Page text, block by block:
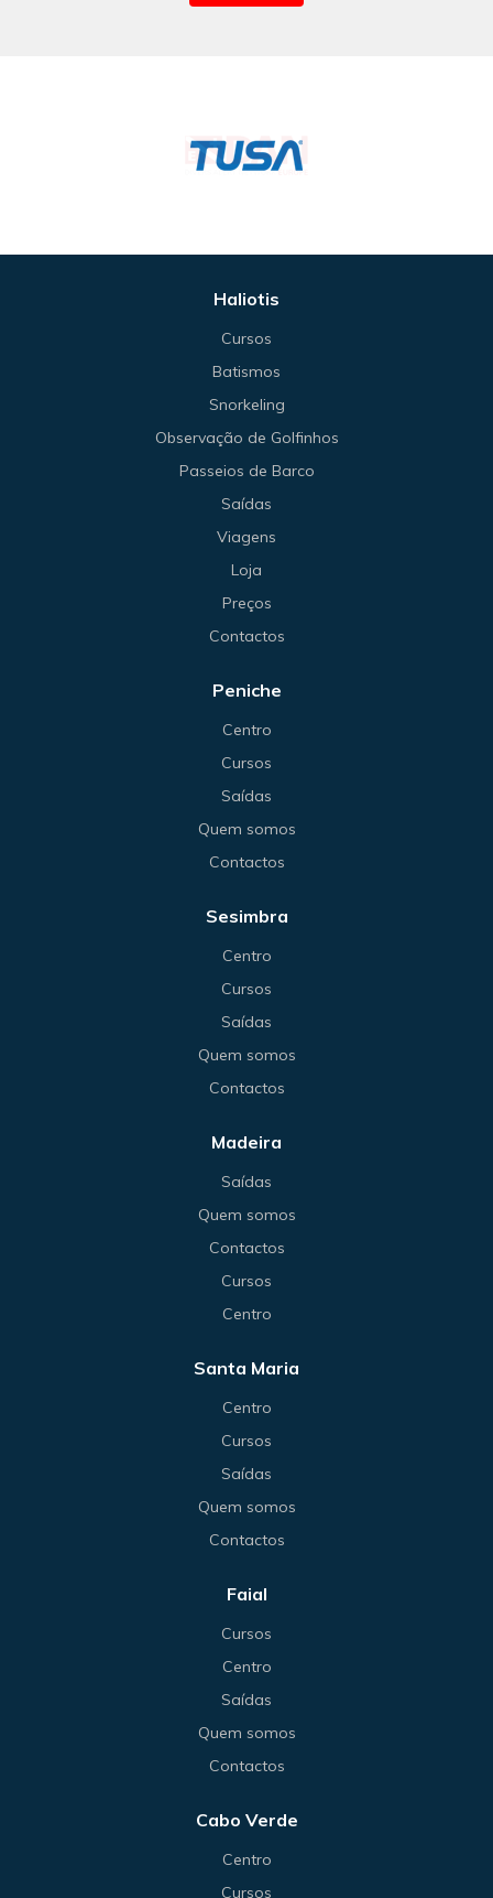
Haliotis
Cursos
Batismos
Snorkeling
Observação de Golfinhos
Passeios de Barco
Saídas
Viagens
Loja
Preços
Contactos
Peniche
Centro
Cursos
Saídas
Quem somos
Contactos
Sesimbra
Centro
Cursos
Saídas
Quem somos
Contactos
Madeira
Saídas
Quem somos
Contactos
Cursos
Centro
Santa Maria
Centro
Cursos
Saídas
Quem somos
Contactos
Faial
Cursos
Centro
Saídas
Quem somos
Contactos
Cabo Verde
Centro
Cursos